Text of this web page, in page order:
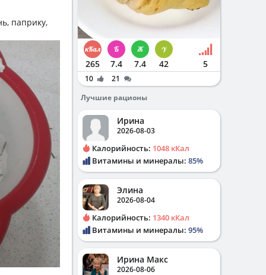
паприку,
265 7.4 7.4 42 5
10
21
Лучшие рационы
Ирина
2026-08-03
Калорийность: 1048 кКал
Витамины и минералы: 85%
Элина
2026-08-04
Калорийность: 1340 кКал
Витамины и минералы: 95%
Ирина Макс
2026-08-06